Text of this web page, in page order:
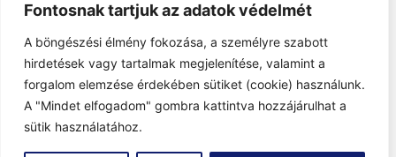
Fontosnak tartjuk az adatok védelmét
A böngészési élmény fokozása, a személyre szabott
hirdetések vagy tartalmak megjelenítése, valamint a
forgalom elemzése érdekében sütiket (cookie) használunk.
A "Mindet elfogadom" gombra kattintva hozzájárulhat a
sütik használatához.
Szirbek István előadásai